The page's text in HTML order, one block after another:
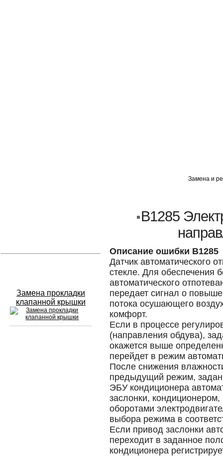
Замена прокладки
клапанной крышки
Замена и
B1285
Описание ошибки B1285
Датчик автоматического
стекле. Для обеспечения
автоматического
передает сигнал о
потока осушающего
комфорт.
Если в процессе
(направления обдува),
окажется выше
перейдет в режим
После снижения
предыдущий режим,
ЭБУ кондиционера
заслонки,
оборотами
выбора режима в
Если привод заслонки
переходит в заданное
кондиционера